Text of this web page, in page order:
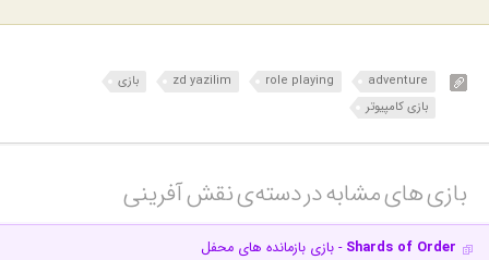
adventure
role playing
zd yazilim
بازی
بازی کامپیوتر
بازی های مشابه در دسته‌ی‌ نقش آفرینی‎
Shards of Order - بازی بازمانده های محفل